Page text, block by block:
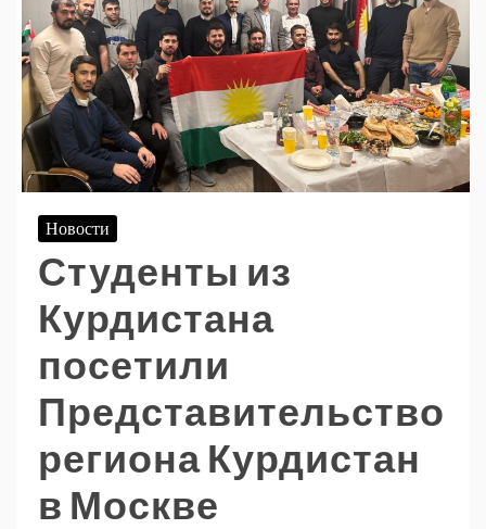
Новости
Студенты из
Курдистана
посетили
Представительство
региона Курдистан
в Москве